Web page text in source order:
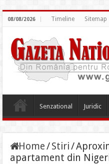
08/08/2026 Timeline Sitemap
Senzational Juridic
Home/Stiri/
apartament din